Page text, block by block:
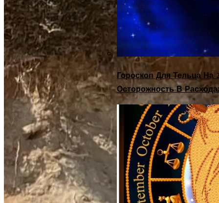
Гороскоп Для Тельца На
Осторожность В